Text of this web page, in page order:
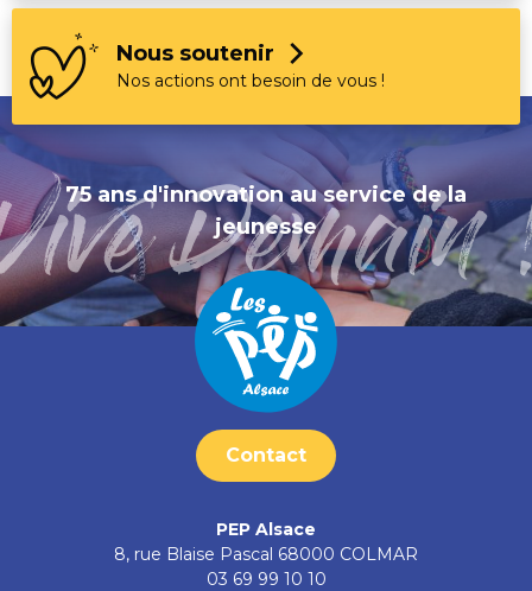
75 ans d'innovation au service de la
jeunesse
Nous soutenir
Nos actions ont besoin de vous !
Contact
PEP Alsace
8, rue Blaise Pascal 68000 COLMAR
03 69 99 10 10